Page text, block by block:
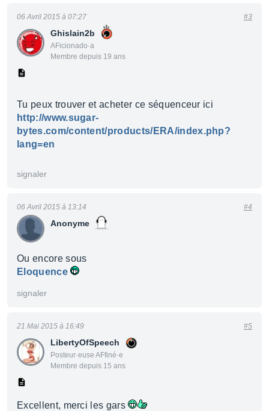
Ghislain2b
AFicionado·a
Membre depuis 19 ans
06 Avril 2015 à 07:27 #3
Tu peux trouver et acheter ce séquenceur ici
http://www.sugar-
bytes.com/content/products/ERA/index.php?
lang=en
signaler
Anonyme
06 Avril 2015 à 13:14 #4
Ou encore sous
Eloquence
signaler
LibertyOfSpeech
Posteur·euse AFfiné·e
Membre depuis 15 ans
21 Mai 2015 à 16:49 #5
Excellent, merci les gars